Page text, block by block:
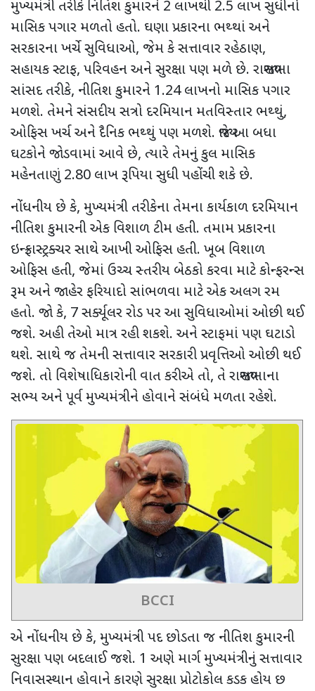
મુખ્યમંત્રી તરીકે નિતિશ કુમારને 2 લાખથી 2.5 લાખ સુધીનો
માસિક પગાર મળતો હતો. ઘણા પ્રકારના ભથ્થાં અને
સરકારના ખર્ચે સુવિધાઓ, જેમ કે સત્તાવાર રહેઠાણ,
સહાયક સ્ટાફ, પરિવહન અને સુરક્ષા પણ મળે છે. રાજ્યસભા
સાંસદ તરીકે, નીતિશ કુમારને 1.24લાખનો માસિક પગાર
મળશે. તેમને સંસદીય સત્રો દરમિયાન મતવિસ્તાર ભથ્થું,
ઓફિસ ખર્ચ અને દૈનિક ભથ્થું પણ મળશે. જ્યારે આ બધા
ઘટકોને જોડવામાં આવે છે, ત્યારે તેમનું કુલ માસિક
મહેનતાણું2.80 લાખ રૂપિયા સુધી પહોંચી શકે છે.
નોંધનીય છે કે, મુખ્યમંત્રી તરીકેના તેમના કાર્યકાળ દરમિયાન
નીતિશ કુમારની એક વિશાળ ટીમ હતી. તમામ પ્રકારના
ઇન્ફ્રાસ્ટ્રક્ચર સાથે આખી ઓફિસ હતી. ખૂબ વિશાળ
ઓફિસ હતી, જેમાં ઉચ્ચ સ્તરીય બેઠકો કરવા માટે કોન્ફરન્સ
રૂમ અને જાહેર ફરિયાદો સાંભળવા માટે એક અલગ રમ
હતો. જો કે, 7સર્ક્યૂલર રોડ પરઆ સુવિધાઓમાં ઓછી થઈ
જશે. અહી તેઓ માત્ર રહી શકશે. અને સ્ટાફમાં પણ ઘટાડો
થશે. સાથે જ તેમની સત્તાવાર સરકારી પ્રવૃત્તિઓ ઓછી થઈ
જશે. તો વિશેષાધિકારોની વાત કરીએ તો, તે રાજ્યસભાના
સભ્ય અને પૂર્વ મુખ્યમંત્રીને હોવાને સંબંધે મળતા રહેશે.
BCCI
એ નોંધનીય છે કે, મુખ્યમંત્રી પદ છોડતા જ નીતિશ કુમારની
સુરક્ષા પણ બદલાઈ જશે. 1 અણે માર્ગ મુખ્યમંત્રીનું સત્તાવાર
નિવાસસ્થાન હોવાને કારણે સુરક્ષા પ્રોટોકોલ કડક હોય છ